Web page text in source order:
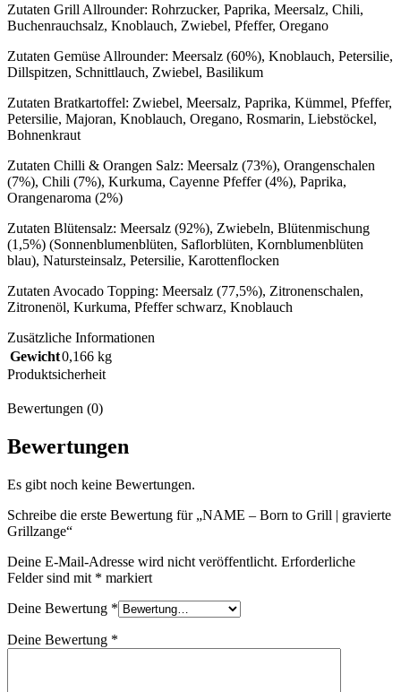
Zutaten Grill Allrounder: Rohrzucker, Paprika, Meersalz, Chili,
Buchenrauchsalz, Knoblauch, Zwiebel, Pfeffer, Oregano
Zutaten Gemüse Allrounder: Meersalz (60%), Knoblauch, Petersilie,
Dillspitzen, Schnittlauch, Zwiebel, Basilikum
Zutaten Bratkartoffel: Zwiebel, Meersalz, Paprika, Kümmel, Pfeffer,
Petersilie, Majoran, Knoblauch, Oregano, Rosmarin, Liebstöckel,
Bohnenkraut
Zutaten Chilli & Orangen Salz: Meersalz (73%), Orangenschalen
(7%), Chili (7%), Kurkuma, Cayenne Pfeffer (4%), Paprika,
Orangenaroma (2%)
Zutaten Blütensalz: Meersalz (92%), Zwiebeln, Blütenmischung
(1,5%) (Sonnenblumenblüten, Saflorblüten, Kornblumenblüten
blau), Natursteinsalz, Petersilie, Karottenflocken
Zutaten Avocado Topping: Meersalz (77,5%), Zitronenschalen,
Zitronenöl, Kurkuma, Pfeffer schwarz, Knoblauch
Zusätzliche Informationen
Gewicht0,166 kg
Produktsicherheit
Bewertungen (0)
Bewertungen
Es gibt noch keine Bewertungen.
Schreibe die erste Bewertung für „NAME – Born to Grill | gravierte
Grillzange“
Deine E-Mail-Adresse wird nicht veröffentlicht. Erforderliche
Felder sind mit * markiert
Deine Bewertung *
Deine Bewertung *